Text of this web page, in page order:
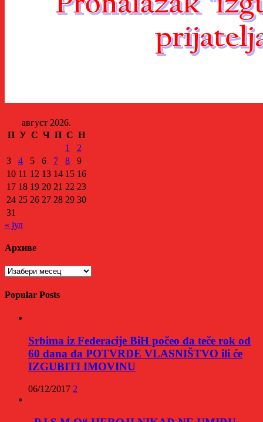
август 2026.
П У С Ч П С Н
1
2
3
4 5 6 7 8
9
10 11 12 13 14 15 16
17 18 19 20 21 22 23
24 25 26 27 28 29 30
31
« јул
Архиве
Архиве
Popular Posts
Srbima iz Federacije BiH počeo da teče rok od
60 dana da POTVRDE VLASNIŠTVO ili će
IZGUBITI IMOVINU
06/12/2017 2